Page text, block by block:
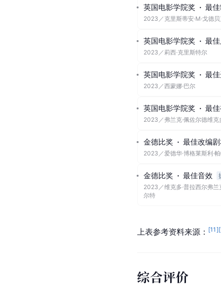
英国电影学院奖 · 最
2023 ／ 克里斯蒂安·M·戈德
英国电影学院奖 · 最
2023 ／莉西·克里斯特尔
英国电影学院奖 · 最
2023 ／西蒙娜·巴尔
英国电影学院奖 · 最
2023 ／ 弗兰克·佩佐尔德维克
金德比奖 · 最佳改编
2023 ／爱德华·博格莱斯利·
金德比奖 · 最佳音效
2023 ／维克多·普拉西尔弗兰
尔特
上表参考资料来源： [11 ][
综合评价